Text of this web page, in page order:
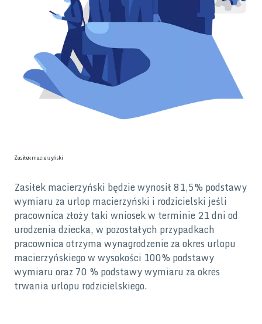
Zasiłek macierzyński
Zasiłek macierzyński będzie wynosił 81,5% podstawy
wymiaru za urlop macierzyński i rodzicielski jeśli
pracownica złoży taki wniosek w terminie 21 dni od
urodzenia dziecka, w pozostałych przypadkach
pracownica otrzyma wynagrodzenie za okres urlopu
macierzyńskiego w wysokości 100% podstawy
wymiaru oraz 70 % podstawy wymiaru za okres
trwania urlopu rodzicielskiego.